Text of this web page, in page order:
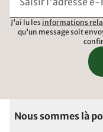
J'ai lu les informations
qu'un message soit
Nous sommes là